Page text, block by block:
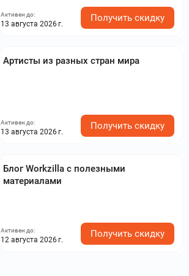
запустить рекламную кампанию и привлечь
больше клиентов с минимальными затратами.
Активен до:
13 августа 2026 г.
Получить скидку
Артисты из разных стран мира
Активен до:
13 августа 2026 г.
Получить скидку
Блог Workzilla с полезными
материалами
Активен до:
12 августа 2026 г.
Получить скидку